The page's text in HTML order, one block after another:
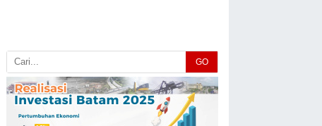
Luruskan
Persepsi Publik,
Wako Amsakar
Jelaskan Peran
RT/RW dalam
GO